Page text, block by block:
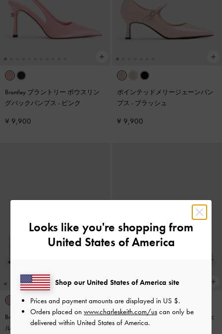
Brantley ブラントリー ボウスリン
グバックパンプス - ピンク
¥ 9,900
ポインテッドメリージェーンパン
プス - ブラッシュ
¥ 9,900
Brantley ブラントリー ボウ アンク
ルストラップパンプス- ピンク
Kelis ケリス ローズボウメリージェ
ーンパンプス
Looks like you're shopping from
United States of America
Shop our United States of America site
Prices and payment amounts are displayed in US $.
Orders placed on www.charleskeith.com/us can only be
delivered within United States of America.